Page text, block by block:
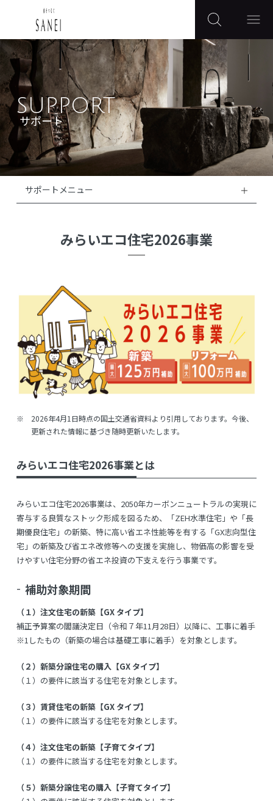
SUPPORT
サポート
サポートメニュー
みらいエコ住宅2026事業
※
2026年4月1日時点の国土交通省資料より引用しております。今後、
更新された情報に基づき随時更新いたします。
みらいエコ住宅2026事業とは
みらいエコ住宅2026事業は、2050年カーボンニュートラルの実現に
寄与する良質なストック形成を図るため、「ZEH水準住宅」や「長
期優良住宅」の新築、特に高い省エネ性能等を有する「GX志向型住
宅」の新築及び省エネ改修等への支援を実施し、物価高の影響を受
けやすい住宅分野の省エネ投資の下支えを行う事業です。
補助対象期間
（１）注文住宅の新築【GX タイプ】
補正予算案の閣議決定日（令和７年11月28日）以降に、工事に着手
※1したもの（新築の場合は基礎工事に着手）を対象とします。
（２）新築分譲住宅の購入【GX タイプ】
（１）の要件に該当する住宅を対象とします。
（３）賃貸住宅の新築【GX タイプ】
（１）の要件に該当する住宅を対象とします。
（４）注文住宅の新築【子育てタイプ】
（１）の要件に該当する住宅を対象とします。
（５）新築分譲住宅の購入【子育てタイプ】